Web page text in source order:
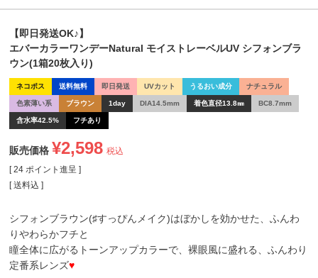
【即日発送OK♪】
エバーカラーワンデーNatural モイストレーベルUV シフォンブラ
ウン(1箱20枚入り)
ネコポス 送料無料 即日発送 UVカット うるおい成分 ナチュラル
色素薄い系 ブラウン 1day DIA14.5mm 着色直径13.8㎜ BC8.7mm
含水率42.5% フチあり
販売価格 ¥2,598 税込
[ 24 ポイント進呈 ]
送料込
シフォンブラウン(♯すっぴんメイク)はぼかしを効かせた、ふんわ
りやわらかフチと
瞳全体に広がるトーンアップカラーで、裸眼風に盛れる、ふんわり
定番系レンズ♥